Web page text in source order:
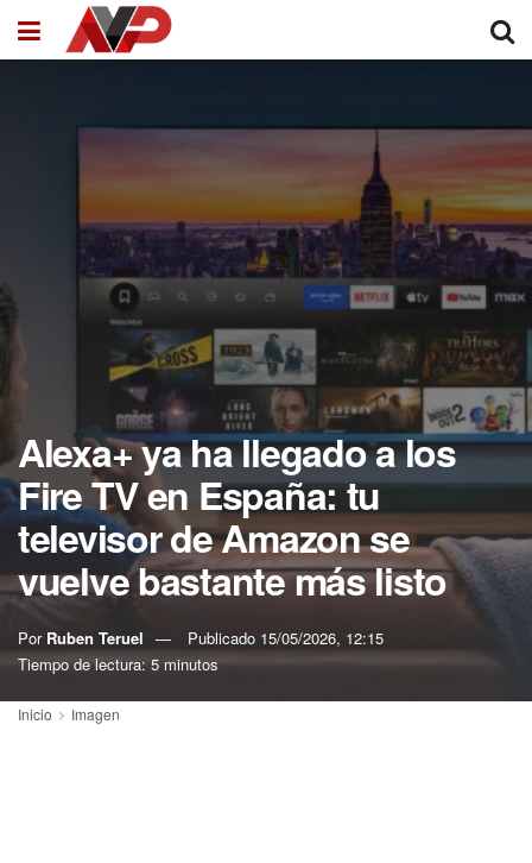
Alexa+ ya ha llegado a los
Fire TV en España: tu
televisor de Amazon se
vuelve bastante más listo
Por Ruben Teruel Publicado 15/05/2026, 12:15
Tiempo de lectura: 5 minutos
Inicio Imagen